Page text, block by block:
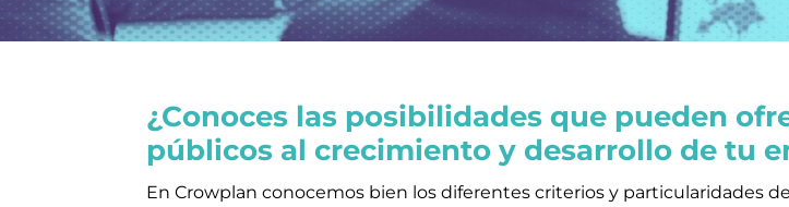
¿Conoces las posibilidades que pueden
públicos al crecimiento y desarrollo de tu
En Crowplan conocemos bien los diferentes criterios y particularidades